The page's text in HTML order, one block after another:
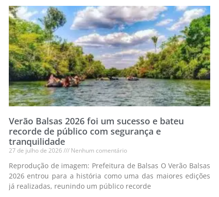
Verão Balsas 2026 foi um sucesso e bateu
recorde de público com segurança e
tranquilidade
27 de julho de 2026 Nenhum comentário
Reprodução de imagem: Prefeitura de Balsas O Verão Balsas
2026 entrou para a história como uma das maiores edições
já realizadas, reunindo um público recorde